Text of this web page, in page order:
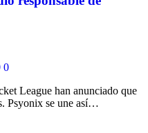
0
League han anunciado que
Psyonix se une así…